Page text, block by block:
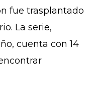
fue trasplantado
La serie,
cuenta con 14